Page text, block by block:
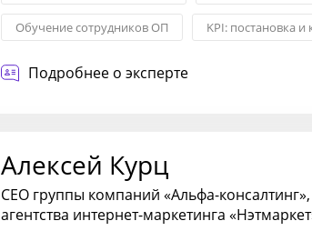
Обучение сотрудников ОП KPI: постановка и
Построение отдела продаж
Подробнее о эксперте
Алексей Курц
CEO группы компаний «Альфа-
агентства интернет-маркетинга